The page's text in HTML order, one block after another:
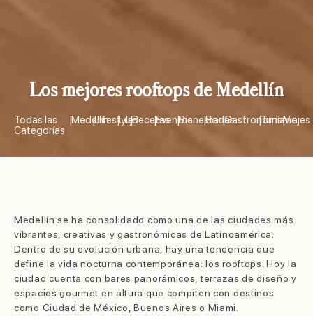
Los mejores rooftops de Medellín
Todas las
Categorías
|Medellín
|Lifestyle
|Lujo
|Recetas
|Eventos
|Bienestar
|Bodas
|Gastronomía
|Turismo
|Viajes
Medellín se ha consolidado como una de las ciudades más
vibrantes, creativas y gastronómicas de Latinoamérica.
Dentro de su evolución urbana, hay una tendencia que
define la vida nocturna contemporánea: los rooftops. Hoy la
ciudad cuenta con bares panorámicos, terrazas de diseño y
espacios gourmet en altura que compiten con destinos
como Ciudad de México, Buenos Aires o Miami.